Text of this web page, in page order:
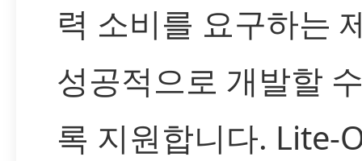
력 소비를 요구하는
성공적으로 개발할
록 지원합니다. Lite-